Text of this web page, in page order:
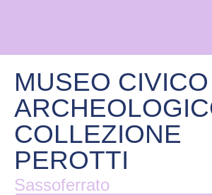
MUSEO CIVICO
COLLEZIONE
PEROTTI
Sassoferrato